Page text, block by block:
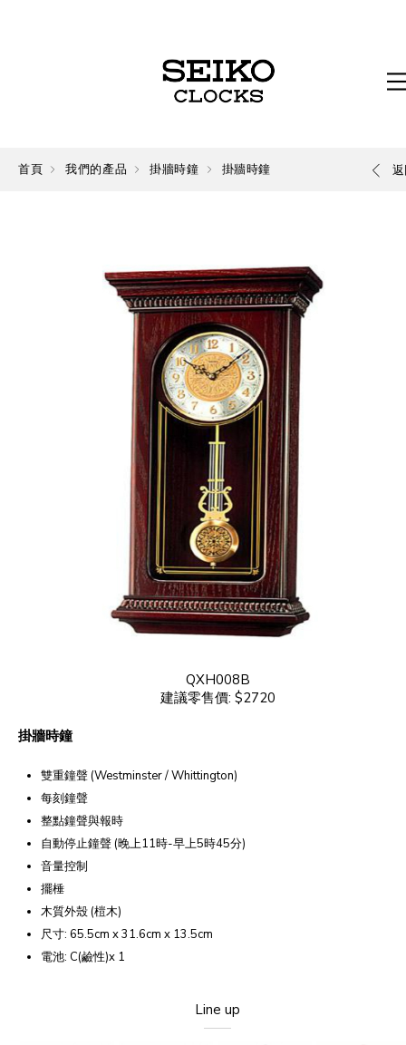
首頁 我們的產品 掛牆時鐘 掛牆時鐘
QXH008B
建議零售價: $2720
掛牆時鐘
雙重鐘聲 (Westminster / Whittington)
每刻鐘聲
整點鐘聲與報時
自動停止鐘聲 (晚上11時-早上5時45分)
音量控制
擺棰
木質外殼 (榿木)
尺寸: 65.5cm x 31.6cm x 13.5cm
電池: C(鹼性)x 1
Line up